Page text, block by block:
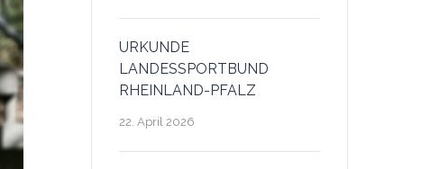
URKUNDE
LANDESSPORTBUND
RHEINLAND-PFALZ
22. April 2026